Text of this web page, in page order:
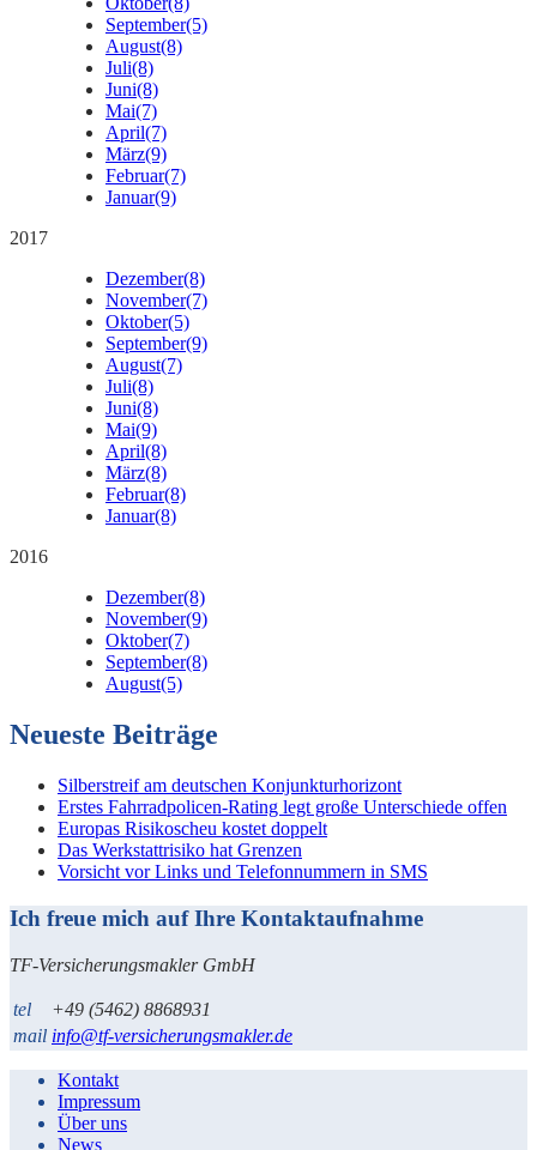
September(5)
August(8)
Juli(8)
Juni(8)
Mai(7)
April(7)
März(9)
Februar(7)
Januar(9)
2017
Dezember(8)
November(7)
Oktober(5)
September(9)
August(7)
Juli(8)
Juni(8)
Mai(9)
April(8)
März(8)
Februar(8)
Januar(8)
2016
Dezember(8)
November(9)
Oktober(7)
September(8)
August(5)
Neueste Beiträge
Silberstreif am deutschen Konjunkturhorizont
Erstes Fahrradpolicen-Rating legt große Unterschiede offen
Europas Risikoscheu kostet doppelt
Das Werkstattrisiko hat Grenzen
Vorsicht vor Links und Telefonnummern in SMS
Ich freue mich auf Ihre Kontaktaufnahme
TF-Versicherungsmakler GmbH
tel
+49 (5462) 8868931
mail info@tf-versicherungsmakler.de
Kontakt
Impressum
Über uns
News